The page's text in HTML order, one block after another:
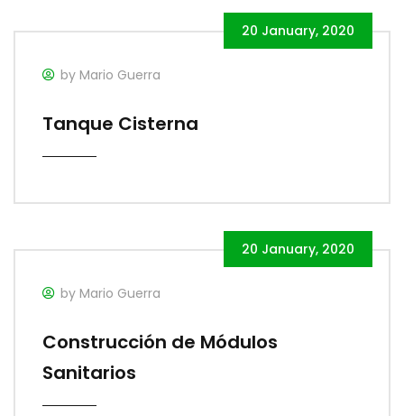
20 January, 2020
by Mario Guerra
Tanque Cisterna
20 January, 2020
by Mario Guerra
Construcción de Módulos
Sanitarios